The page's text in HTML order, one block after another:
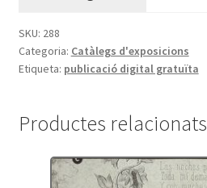
SKU: 288
Categoria: Catàlegs d'exposicions
Etiqueta: publicació digital gratuïta
Productes relacionats